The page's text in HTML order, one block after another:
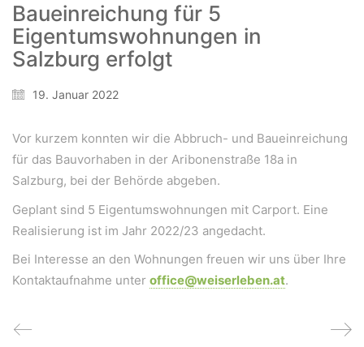
Baueinreichung für 5
Eigentumswohnungen in
Salzburg erfolgt
19. Januar 2022
Vor kurzem konnten wir die Abbruch- und Baueinreichung
für das Bauvorhaben in der Aribonenstraße 18a in
Salzburg, bei der Behörde abgeben.
Geplant sind 5 Eigentumswohnungen mit Carport. Eine
Realisierung ist im Jahr 2022/23 angedacht.
Bei Interesse an den Wohnungen freuen wir uns über Ihre
Kontaktaufnahme unter office@weiserleben.at.
Wir schaffen Lebensräume, die die Außenwelt mit der
Innenwelt verbinden. Das Persönliche steht stets im
Vordergrund.
Kontakt
Datenschutzerklärung – WeiserLeben
© Copyright WeiserLeben - A&M Weiser GmbH